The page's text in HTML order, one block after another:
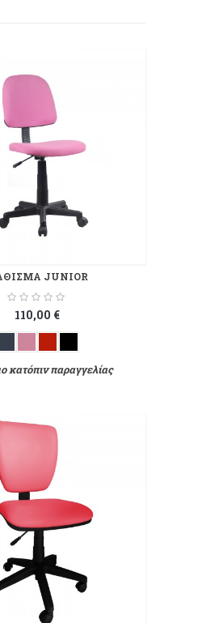
JUNIOR
110,00 €
κατόπιν παραγγελίας